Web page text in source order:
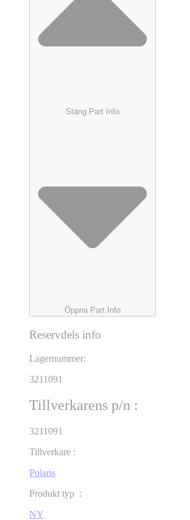
Stäng Part Info
Öppna Part Info
Reservdels info
Lagernummer:
3211091
Tillverkarens p/n :
3211091
Tillverkare :
Polaris
Produkt typ :
NY